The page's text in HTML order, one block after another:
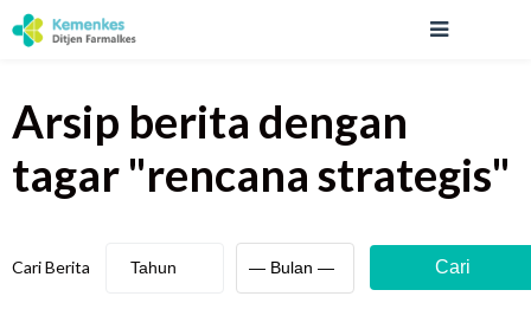
Arsip berita dengan
tagar "rencana strategis"
Cari Berita Cari